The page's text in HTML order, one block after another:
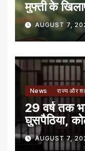
मुफ्ती के
AUGUST 7,
News राज्य और
29 वर्ष तक
घुसपैठिया,
AUGUST 7,